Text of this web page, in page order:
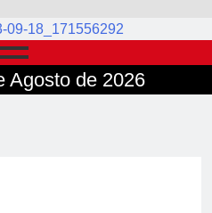
Agosto de 2026